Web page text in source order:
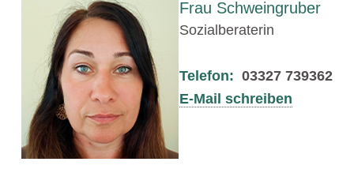
Frau Schweingruber
Sozialberaterin
Telefon: 03327 739362
E-Mail schreiben